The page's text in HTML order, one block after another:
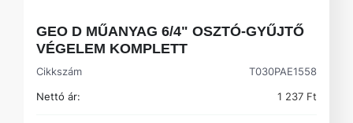
GEO D MŰANYAG 6/4" OSZTÓ-GYŰJTŐ
VÉGELEM KOMPLETT
Cikkszám
T030PAE1558
Nettó ár:
1 237 Ft